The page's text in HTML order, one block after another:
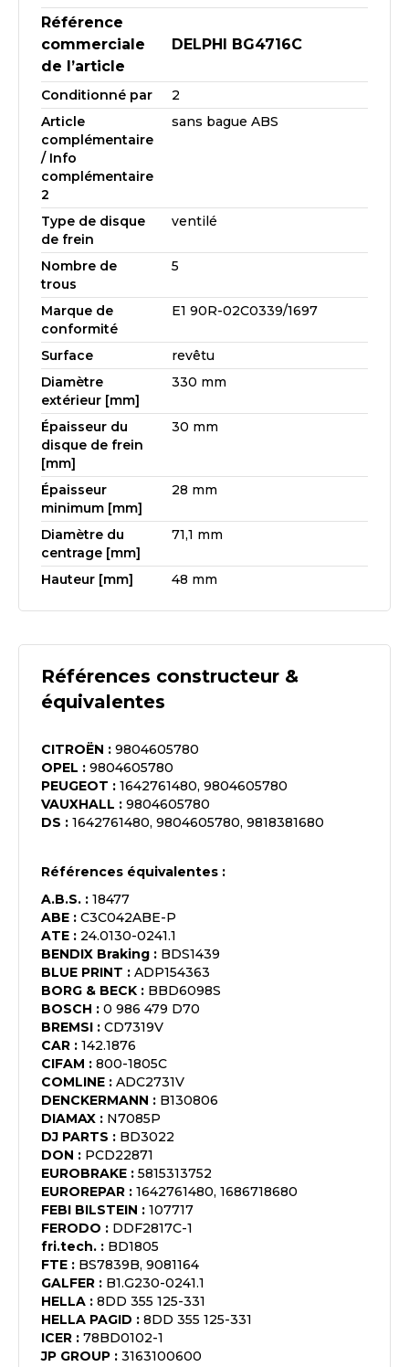
Référence
commerciale
de l’article
DELPHI BG4716C
Conditionné par
2
Article
complémentaire
/ Info
complémentaire
2
sans bague ABS
Type de disque
de frein
ventilé
Nombre de
trous
5
Marque de
conformité
E1 90R-02C0339/1697
Surface
revêtu
Diamètre
extérieur [mm]
330 mm
Épaisseur du
disque de frein
[mm]
30 mm
Épaisseur
minimum [mm]
28 mm
Diamètre du
centrage [mm]
71,1 mm
Hauteur [mm] 48 mm
Références constructeur &
équivalentes
CITROËN : 9804605780
OPEL : 9804605780
PEUGEOT : 1642761480, 9804605780
VAUXHALL : 9804605780
DS : 1642761480, 9804605780, 9818381680
Références équivalentes :
A.B.S. : 18477
ABE : C3C042ABE-P
ATE : 24.0130-0241.1
BENDIX Braking : BDS1439
BLUE PRINT : ADP154363
BORG & BECK : BBD6098S
BOSCH : 0 986 479 D70
BREMSI : CD7319V
CAR : 142.1876
CIFAM : 800-1805C
COMLINE : ADC2731V
DENCKERMANN : B130806
DIAMAX : N7085P
DJ PARTS : BD3022
DON : PCD22871
EUROBRAKE : 5815313752
EUROREPAR : 1642761480, 1686718680
FEBI BILSTEIN : 107717
FERODO : DDF2817C-1
fri.tech. : BD1805
FTE : BS7839B, 9081164
GALFER : B1.G230-0241.1
HELLA : 8DD 355 125-331
HELLA PAGID : 8DD 355 125-331
ICER : 78BD0102-1
JP GROUP : 3163100600